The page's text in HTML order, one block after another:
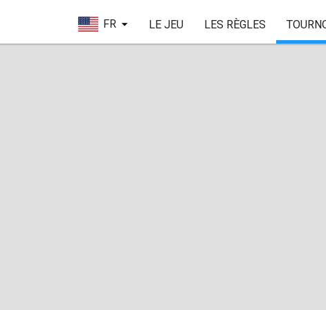
FR LE JEU LES RÈGLES